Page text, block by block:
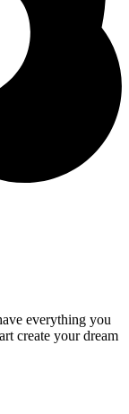
everything you
create your dream